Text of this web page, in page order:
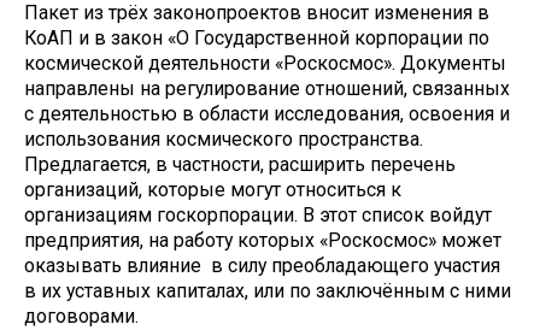
Пакет из трёх законопроектов вносит изменения в
КоАП и в закон «О Государственной корпорации по
космической деятельности «Роскосмос». Документы
направлены на регулирование отношений, связанных
с деятельностью в области исследования, освоения и
использования космического пространства.
Предлагается, в частности, расширить перечень
организаций, которые могут относиться к
организациям госкорпорации. В этот список войдут
предприятия, на работу которых «Роскосмос» может
оказывать влияние в силу преобладающего участия
в их уставных капиталах, или по заключённым с ними
договорами.